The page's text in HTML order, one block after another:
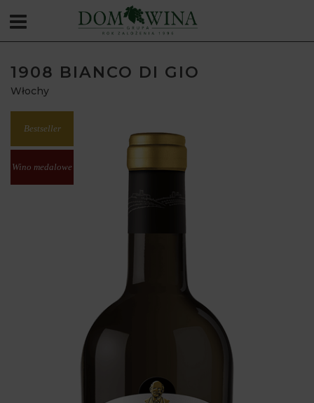
1908 BIANCO DI GIO
Włochy
Bestseller
Wino medalowe